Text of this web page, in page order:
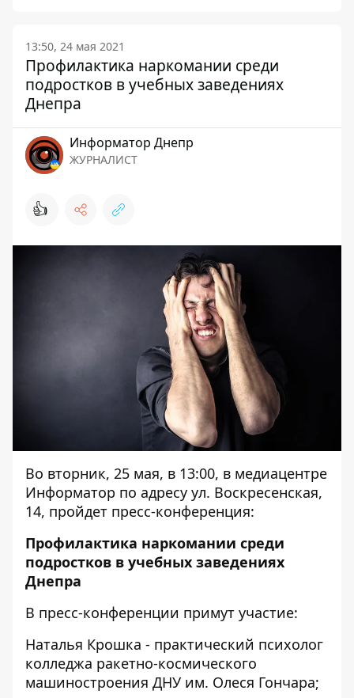
13:50, 24 мая 2021
Профилактика наркомании среди
подростков в учебных заведениях
Днепра
Информатор Днепр
ЖУРНАЛИСТ
👍
Во вторник, 25 мая, в 13:00, в медиацентре
Информатор по адресу ул. Воскресенская,
14, пройдет пресс-конференция:
Профилактика наркомании среди
подростков в учебных заведениях
Днепра
В пресс-конференции примут участие:
Наталья Крошка - практический психолог
колледжа ракетно-космического
машиностроения ДНУ им. Олеся Гончара;